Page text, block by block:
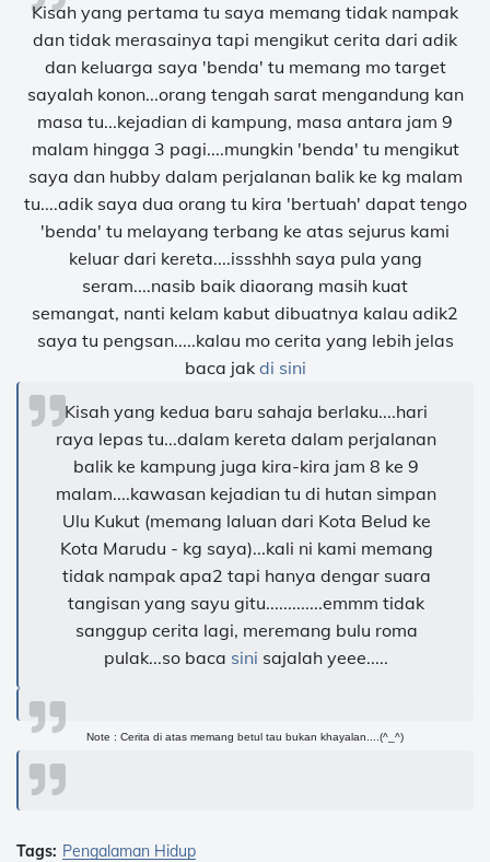
Kisah yang pertama tu saya memang tidak nampak
dan tidak merasainya tapi mengikut cerita dari adik
dan keluarga saya 'benda' tu memang mo target
sayalah konon...orang tengah sarat mengandung kan
masa tu... kejadian di kampung, masa antara jam 9
malam hingga 3 pagi....mungkin 'benda' tu mengikut
saya dan hubby dalam perjalanan balik ke kg malam
tu....adik saya dua orang tu kira 'bertuah' dapat tengo
'benda' tu melayang terbang ke atas sejurus kami
keluar dari kereta....issshhh saya pula yang
seram....nasib baik diaorang masih kuat
semangat, nanti kelam kabut dibuatnya kalau adik2
saya tu pengsan.....kalau mo cerita yang lebih jelas
baca jak di sini
Kisah yang kedua baru sahaja berlaku....hari
raya lepas tu...dalam kereta dalam perjalanan
balik ke kampung juga kira-kira jam 8 ke 9
malam....kawasan kejadian tu di hutan simpan
Ulu Kukut (memang laluan dari Kota Belud ke
Kota Marudu - kg saya)... kali ni kami memang
tidak nampak apa2 tapi hanya dengar suara
tangisan yang sayu gitu.............emmm tidak
sanggup cerita lagi, meremang bulu roma
pulak...so baca sini sajalah yeee.....
Note : Cerita di atas memang betul tau bukan khayalan....(^_^)
Tags: Pengalaman Hidup